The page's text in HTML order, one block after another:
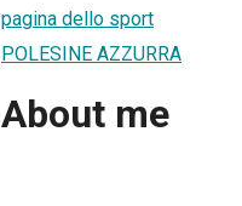
pagina dello sport
POLESINE AZZURRA
About me